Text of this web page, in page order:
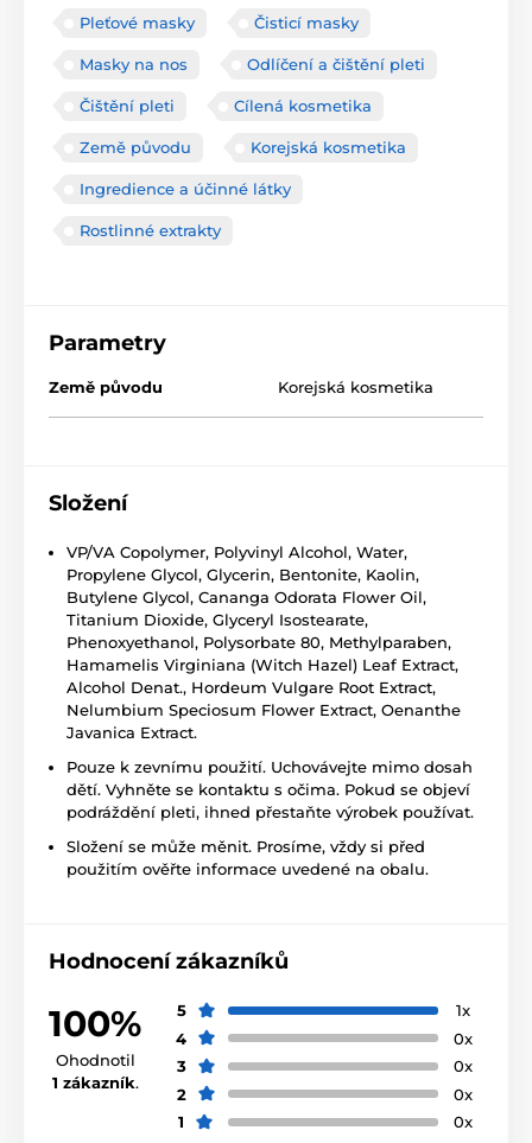
Pleťové masky Čisticí masky
Masky na nos Odlíčení a čištění pleti
Čištění pleti Cílená kosmetika
Země původu Korejská kosmetika
Ingredience a účinné látky
Rostlinné extrakty
Parametry
Země původu Korejská kosmetika
Složení
VP/VA Copolymer, Polyvinyl Alcohol, Water,
Propylene Glycol, Glycerin, Bentonite, Kaolin,
Butylene Glycol, Cananga Odorata Flower Oil,
Titanium Dioxide, Glyceryl Isostearate,
Phenoxyethanol, Polysorbate 80, Methylparaben,
Hamamelis Virginiana (Witch Hazel) Leaf Extract,
Alcohol Denat., Hordeum Vulgare Root Extract,
Nelumbium Speciosum Flower Extract, Oenanthe
Javanica Extract.
Pouze k zevnímu použití. Uchovávejte mimo dosah
dětí. Vyhněte se kontaktu s očima. Pokud se objeví
podráždění pleti, ihned přestaňte výrobek používat.
Složení se může měnit. Prosíme, vždy si před
použitím ověřte informace uvedené na obalu.
Hodnocení zákazníků
100%
Ohodnotil
1 zákazník.
5
1x
4
0x
3
0x
2
0x
1
0x